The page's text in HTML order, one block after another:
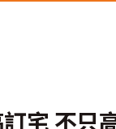
宅 不只